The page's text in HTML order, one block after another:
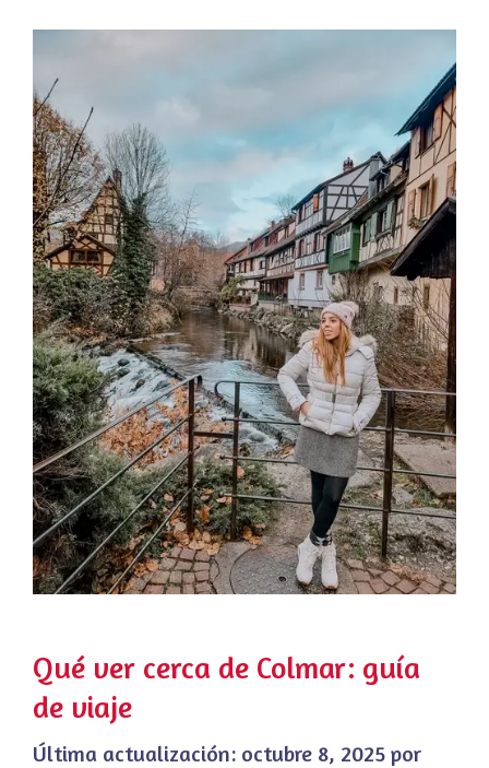
Qué ver cerca de Colmar: guía
de viaje
Última actualización: octubre 8, 2025 por